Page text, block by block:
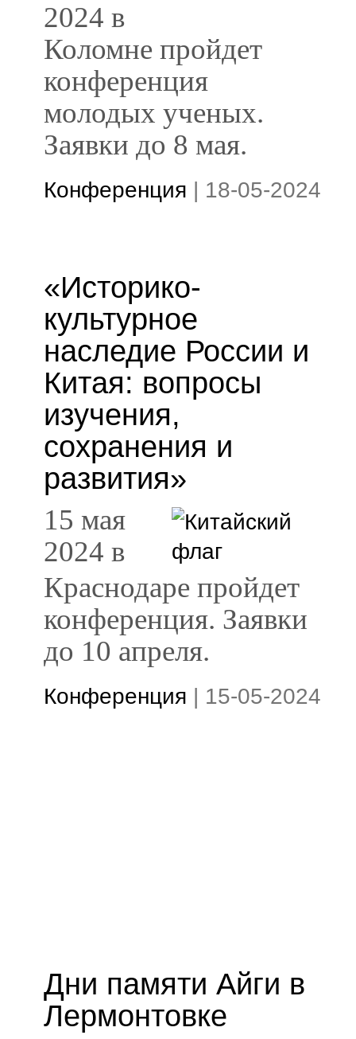
2024 в
Коломне пройдет
конференция
молодых ученых.
Заявки до 8 мая.
Конференция | 18-05-2024
«Историко-
культурное
наследие России и
Китая: вопросы
изучения,
сохранения и
развития»
15 мая
2024 в
Краснодаре пройдет
конференция. Заявки
до 10 апреля.
Конференция | 15-05-2024
Дни памяти Айги в
Лермонтовке